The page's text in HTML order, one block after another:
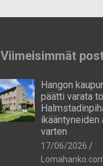
Viimeisimmät
Hangon
päätti varata
varten
17/06/2026